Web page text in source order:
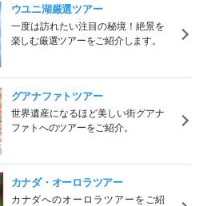
ウユニ湖厳選ツアー
一度は訪れたい注目の秘境！絶景を
楽しむ厳選ツアーをご紹介します。
グアナファトツアー
世界遺産になるほど美しい街グアナ
ファトへのツアーをご紹介。
カナダ・オーロラツアー
カナダへのオーロラツアーをご紹